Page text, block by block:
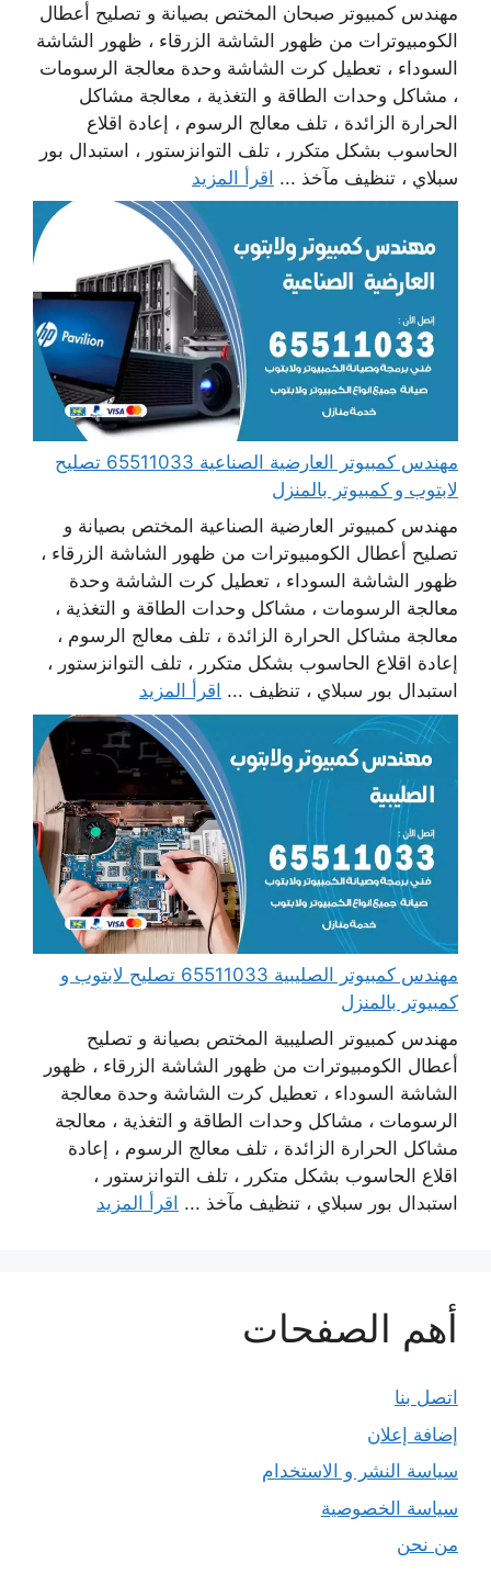
مهندس كمبيوتر صبحان المختص بصيانة و تصليح أعطال
الكومبيوترات من ظهور الشاشة الزرقاء ، ظهور الشاشة
السوداء ، تعطيل كرت الشاشة وحدة معالجة الرسومات
، مشاكل وحدات الطاقة و التغذية ، معالجة مشاكل
الحرارة الزائدة ، تلف معالج الرسوم ، إعادة اقلاع
الحاسوب بشكل متكرر ، تلف التوانزستور ، استبدال بور
سبلاي ، تنظيف مآخذ ... اقرأ المزيد
مهندس كمبيوتر العارضية الصناعية 65511033 تصليح
لابتوب و كمبيوتر بالمنزل
مهندس كمبيوتر العارضية الصناعية المختص بصيانة و
تصليح أعطال الكومبيوترات من ظهور الشاشة الزرقاء ،
ظهور الشاشة السوداء ، تعطيل كرت الشاشة وحدة
معالجة الرسومات ، مشاكل وحدات الطاقة و التغذية ،
معالجة مشاكل الحرارة الزائدة ، تلف معالج الرسوم ،
إعادة اقلاع الحاسوب بشكل متكرر ، تلف التوانزستور ،
استبدال بور سبلاي ، تنظيف ... اقرأ المزيد
مهندس كمبيوتر الصليبية 65511033 تصليح لابتوب و
كمبيوتر بالمنزل
مهندس كمبيوتر الصليبية المختص بصيانة و تصليح
أعطال الكومبيوترات من ظهور الشاشة الزرقاء ، ظهور
الشاشة السوداء ، تعطيل كرت الشاشة وحدة معالجة
الرسومات ، مشاكل وحدات الطاقة و التغذية ، معالجة
مشاكل الحرارة الزائدة ، تلف معالج الرسوم ، إعادة
اقلاع الحاسوب بشكل متكرر ، تلف التوانزستور ،
استبدال بور سبلاي ، تنظيف مآخذ ... اقرأ المزيد
أهم الصفحات
اتصل بنا
إضافة إعلان
سياسة النشر و الاستخدام
سياسة الخصوصية
من نحن